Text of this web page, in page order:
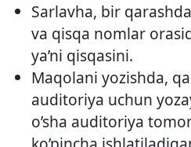
Sarlavha, bir
va qisqa nomlar
ya’ni qisqasini.
Maqolani yozishda,
auditoriya uchun
o’sha auditoriya